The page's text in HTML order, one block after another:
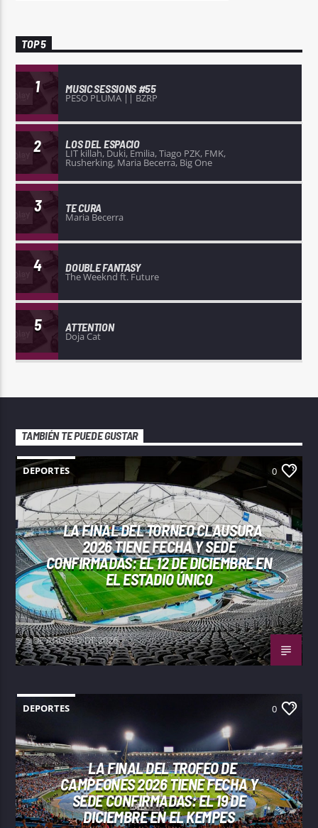
TOP 5
1 MUSIC SESSIONS #55
PESO PLUMA || BZRP
2 LOS DEL ESPACIO
LIT killah, Duki, Emilia, Tiago PZK, FMK,
Rusherking, Maria Becerra, Big One
3 TE CURA
Maria Becerra
4 DOUBLE FANTASY
The Weeknd ft. Future
5 ATTENTION
Doja Cat
TAMBIÉN TE PUEDE GUSTAR
DEPORTES 0
LA FINAL DEL TORNEO CLAUSURA
2026 TIENE FECHA Y SEDE
CONFIRMADAS: EL 12 DE DICIEMBRE EN
EL ESTADIO ÚNICO
5 DE AGOSTO DE 2026
DEPORTES 0
LA FINAL DEL TROFEO DE
CAMPEONES 2026 TIENE FECHA Y
SEDE CONFIRMADAS: EL 19 DE
DICIEMBRE EN EL KEMPES